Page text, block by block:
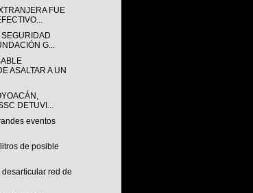
FUE
SEGURIDAD
G...
ASALTAR A UN
DETUVI...
eventos
de posible
red de